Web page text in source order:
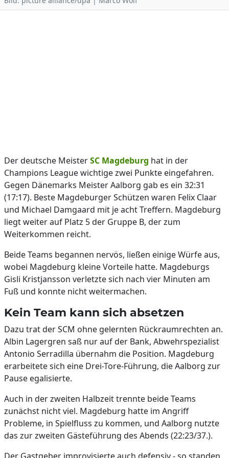
Der deutsche MeisterSC Magdeburg hat in der
Champions League wichtige zwei Punkte eingefahren.
Gegen Dänemarks Meister Aalborg gab es ein 32:31
(17:17). Beste Magdeburger Schützen waren Felix Claar
und Michael Damgaard mit je acht Treffern. Magdeburg
liegt weiter auf Platz 5 der Gruppe B, der zum
Weiterkommen reicht.
Beide Teams begannen nervös, ließen einige Würfe aus,
wobei Magdeburg kleine Vorteile hatte. Magdeburgs
Gisli Kristjansson verletzte sich nach vier Minuten am
Fuß und konnte nicht weitermachen.
Kein Team kann sich absetzen
Dazu trat der SCM ohne gelernten Rückraumrechten an.
Albin Lagergren saß nur auf der Bank, Abwehrspezialist
Antonio Serradilla übernahm die Position. Magdeburg
erarbeitete sich eine Drei-Tore-Führung, die Aalborg zur
Pause egalisierte.
Auch in der zweiten Halbzeit trennte beide Teams
zunächst nicht viel. Magdeburg hatte im Angriff
Probleme, in Spielfluss zu kommen, und Aalborg nutzte
das zur zweiten Gästeführung des Abends (22:23/37.).